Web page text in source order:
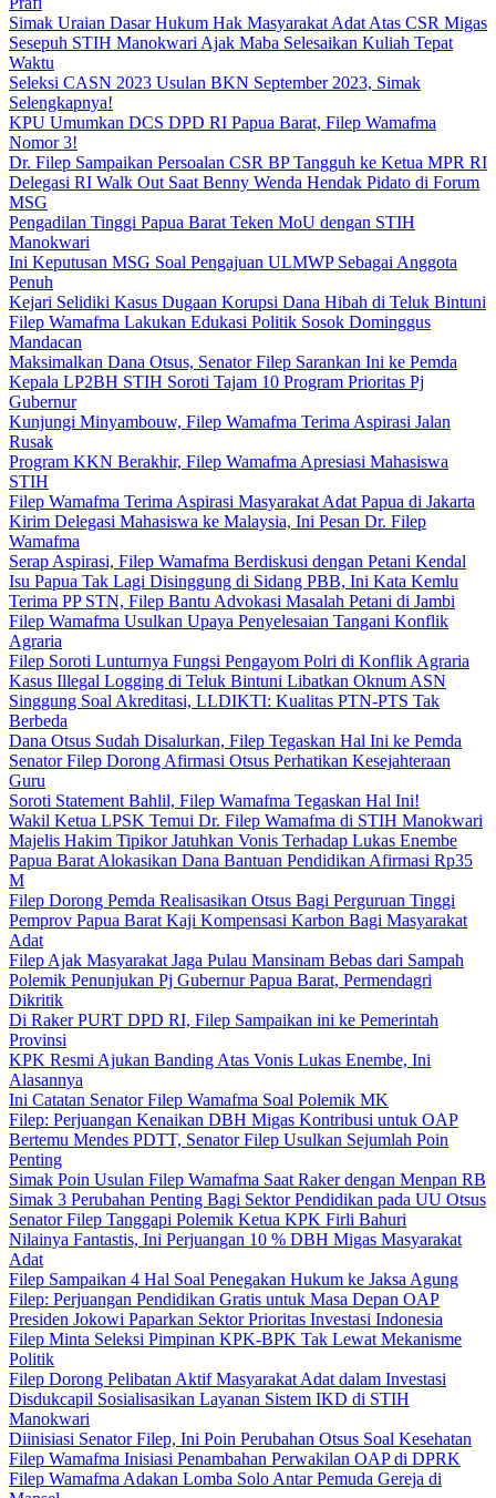
Simak Uraian Dasar Hukum Hak Masyarakat Adat Atas CSR Migas
Sesepuh STIH Manokwari Ajak Maba Selesaikan Kuliah Tepat
Waktu
Seleksi CASN 2023 Usulan BKN September 2023, Simak
Selengkapnya!
KPU Umumkan DCS DPD RI Papua Barat, Filep Wamafma
Nomor 3!
Dr. Filep Sampaikan Persoalan CSR BP Tangguh ke Ketua MPR RI
Delegasi RI Walk Out Saat Benny Wenda Hendak Pidato di Forum
MSG
Pengadilan Tinggi Papua Barat Teken MoU dengan STIH
Manokwari
Ini Keputusan MSG Soal Pengajuan ULMWP Sebagai Anggota
Penuh
Kejari Selidiki Kasus Dugaan Korupsi Dana Hibah di Teluk Bintuni
Filep Wamafma Lakukan Edukasi Politik Sosok Dominggus
Mandacan
Maksimalkan Dana Otsus, Senator Filep Sarankan Ini ke Pemda
Kepala LP2BH STIH Soroti Tajam 10 Program Prioritas Pj
Gubernur
Kunjungi Minyambouw, Filep Wamafma Terima Aspirasi Jalan
Rusak
Program KKN Berakhir, Filep Wamafma Apresiasi Mahasiswa
STIH
Filep Wamafma Terima Aspirasi Masyarakat Adat Papua di Jakarta
Kirim Delegasi Mahasiswa ke Malaysia, Ini Pesan Dr. Filep
Wamafma
Serap Aspirasi, Filep Wamafma Berdiskusi dengan Petani Kendal
Isu Papua Tak Lagi Disinggung di Sidang PBB, Ini Kata Kemlu
Terima PP STN, Filep Bantu Advokasi Masalah Petani di Jambi
Filep Wamafma Usulkan Upaya Penyelesaian Tangani Konflik
Agraria
Filep Soroti Lunturnya Fungsi Pengayom Polri di Konflik Agraria
Kasus Illegal Logging di Teluk Bintuni Libatkan Oknum ASN
Singgung Soal Akreditasi, LLDIKTI: Kualitas PTN-PTS Tak
Berbeda
Dana Otsus Sudah Disalurkan, Filep Tegaskan Hal Ini ke Pemda
Senator Filep Dorong Afirmasi Otsus Perhatikan Kesejahteraan
Guru
Soroti Statement Bahlil, Filep Wamafma Tegaskan Hal Ini!
Wakil Ketua LPSK Temui Dr. Filep Wamafma di STIH Manokwari
Majelis Hakim Tipikor Jatuhkan Vonis Terhadap Lukas Enembe
Papua Barat Alokasikan Dana Bantuan Pendidikan Afirmasi Rp35
M
Filep Dorong Pemda Realisasikan Otsus Bagi Perguruan Tinggi
Pemprov Papua Barat Kaji Kompensasi Karbon Bagi Masyarakat
Adat
Filep Ajak Masyarakat Jaga Pulau Mansinam Bebas dari Sampah
Polemik Penunjukan Pj Gubernur Papua Barat, Permendagri
Dikritik
Di Raker PURT DPD RI, Filep Sampaikan ini ke Pemerintah
Provinsi
KPK Resmi Ajukan Banding Atas Vonis Lukas Enembe, Ini
Alasannya
Ini Catatan Senator Filep Wamafma Soal Polemik MK
Filep: Perjuangan Kenaikan DBH Migas Kontribusi untuk OAP
Bertemu Mendes PDTT, Senator Filep Usulkan Sejumlah Poin
Penting
Simak Poin Usulan Filep Wamafma Saat Raker dengan Menpan RB
Simak 3 Perubahan Penting Bagi Sektor Pendidikan pada UU Otsus
Senator Filep Tanggapi Polemik Ketua KPK Firli Bahuri
Nilainya Fantastis, Ini Perjuangan 10 % DBH Migas Masyarakat
Adat
Filep Sampaikan 4 Hal Soal Penegakan Hukum ke Jaksa Agung
Filep: Perjuangan Pendidikan Gratis untuk Masa Depan OAP
Presiden Jokowi Paparkan Sektor Prioritas Investasi Indonesia
Filep Minta Seleksi Pimpinan KPK-BPK Tak Lewat Mekanisme
Politik
Filep Dorong Pelibatan Aktif Masyarakat Adat dalam Investasi
Disdukcapil Sosialisasikan Layanan Sistem IKD di STIH
Manokwari
Diinisiasi Senator Filep, Ini Poin Perubahan Otsus Soal Kesehatan
Filep Wamafma Inisiasi Penambahan Perwakilan OAP di DPRK
Filep Wamafma Adakan Lomba Solo Antar Pemuda Gereja di